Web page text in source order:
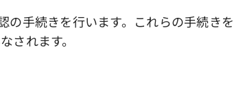
手続きを行います。これらの手続きを
されます。